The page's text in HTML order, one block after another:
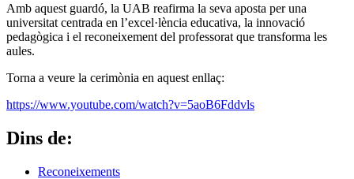
Amb aquest guardó, la UAB reafirma la seva aposta per una
universitat centrada en l’excel·lència educativa, la innovació
pedagògica i el reconeixement del professorat que transforma les
aules.
Torna a veure la cerimònia en aquest enllaç:
https://www.youtube.com/watch?v=5aoB6Fddvls
Dins de:
Reconeixements